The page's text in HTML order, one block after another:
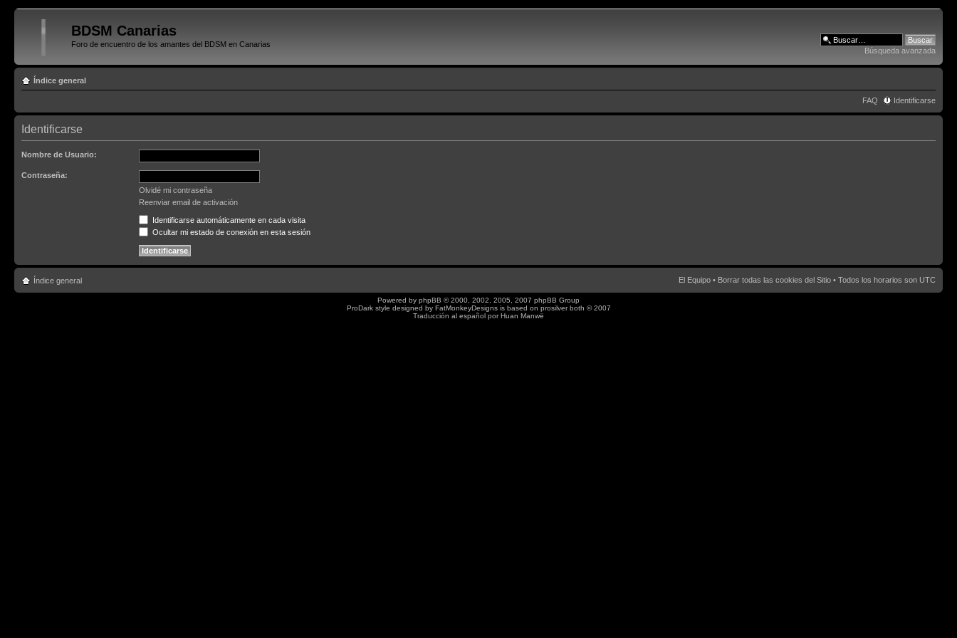
BDSM Canarias
Foro de encuentro de los amantes del BDSM en Canarias
Búsqueda avanzada
Índice general
FAQ Identificarse
Identificarse
Nombre de Usuario:
Contraseña:
Olvidé mi contraseña
Reenviar email de activación
Identificarse automáticamente en cada visita
Ocultar mi estado de conexión en esta sesión
Índice general El Equipo • Borrar todas las cookies del Sitio • Todos los horarios son UTC
Powered by phpBB © 2000, 2002, 2005, 2007 phpBB Group
ProDark style designed by FatMonkeyDesignsis based on prosilverboth © 2007
Traducción al español porHuan Manwë